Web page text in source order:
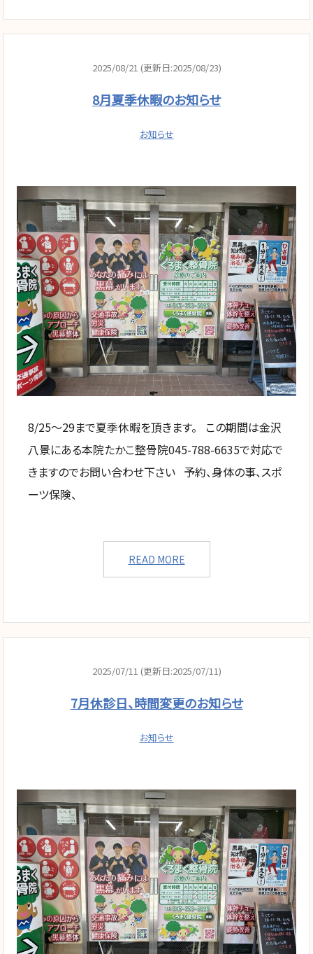
2025/08/21 (更新日:2025/08/23)
8月夏季休暇のお知らせ
お知らせ
8/25〜29まで夏季休暇を頂きます。 この期間は金沢
八景にある本院たかこ整骨院045-788-6635で対応で
きますのでお問い合わせ下さい 予約、身体の事、スポ
ーツ保険、
READ MORE
2025/07/11 (更新日:2025/07/11)
7月休診日、時間変更のお知らせ
お知らせ